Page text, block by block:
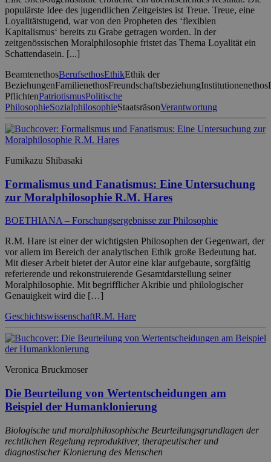
populärste Idee des jugendlichen Zeitgeistes ist Treue. Treue, eine
Loyalitätstugend, war von den Propheten des ‘flexiblen
Kapitalismus‘ bereits zu Grabe getragen worden. In der
zeitgenössischen Moralphilosophie fristet das Thema Loyalität ein
Schattendasein. [...]
BeamtenethosBerufsethosEthikEthik der
BeziehungenFamilienethosFreundschaftsbeziehungInstitutionenethos
PflichtenPatriotismusPolitische
PhilosophieSozialphilosophieStaatsräsonVerantwortung
Fumikazu Shibasaki
Formalismus und Fanatismus: Eine Untersuchung
zur Moralphilosophie R.M. Hares
BOETHIANA – Forschungsergebnisse zur Philosophie
R.M. Hare ist einer der wichtigsten Philosophen der Gegenwart, der
vor allem im Bereich der analytischen Ethik große Bedeutung hat.
Mit dieser Arbeit bietet der Autor eine klar aufgebaute, sorgfältig
referierende und rekonstruierende Gesamtdarstellung seiner
Moralphilosophie. Mit begrifflicher Akribie und philologischer
Genauigkeit wird die […]
GeschichtswissenschaftR.M. Hare
Veronica Bruckmoser
Die Beurteilung von Wertentscheidungen am
Beispiel der Humanklonierung
Biologische und moralphilosophische Beurteilungsgrundlagen der
rechtlichen Regelung reproduktiver, therapeutischer und
diagnostischer Klonierung des Menschen